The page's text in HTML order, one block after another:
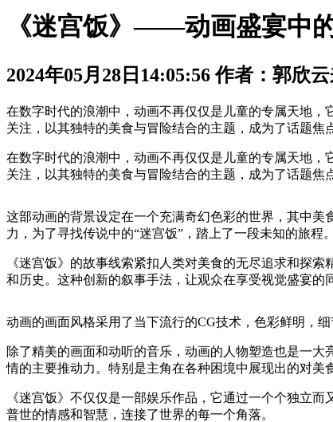
《迷宫饭》——动画盛宴中
2024年05月28日 14:05:56 作者：郭欣云
在数字时代的浪潮中，动画不再仅仅是儿童的专属天地
关注，以其独特的美食与冒险结合的主题，成为了话题焦
在数字时代的浪潮中，动画不再仅仅是儿童的专属天地
关注，以其独特的美食与冒险结合的主题，成为了话题焦
这部动画的背景设定在一个充满奇幻色彩的世界，其中
力，为了寻找传说中的“迷宫饭”，踏上了一段未知的旅程。
《迷宫饭》的故事线索紧扣人类对美食的无尽追求和探
和历史。这种创新的叙事手法，让观众在享受视觉盛宴的
动画的画面风格采用了当下流行的CG技术，色彩鲜明，
除了精美的画面和动听的音乐，动画的人物塑造也是一
情的主要推动力。特别是主角在各种困境中展现出的对美
《迷宫饭》不仅仅是一部娱乐作品，它通过一个个独立
普世的情感和智慧，连接了世界的每一个角落。